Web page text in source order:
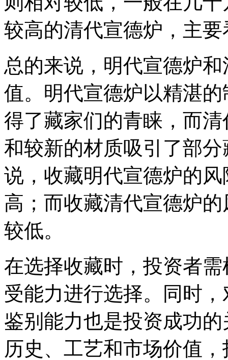
较高的清代宣德炉，主
总的来说，明代宣德炉
值。明代宣德炉以精湛
得了藏家们的青睐，而
和较新的材质吸引了部
说，收藏明代宣德炉的
高；而收藏清代宣德炉
较低。
在选择收藏时，投资者
受能力进行选择。同时
鉴别能力也是投资成功
历史、工艺和市场价值